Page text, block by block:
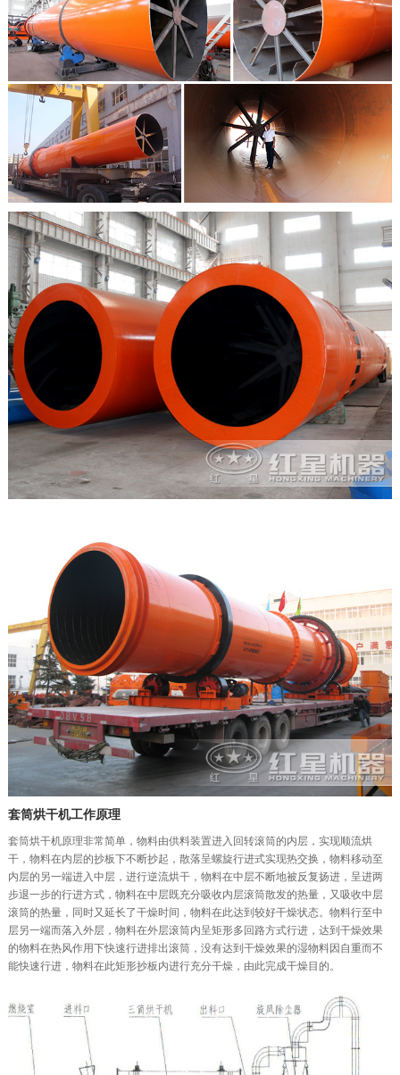
套筒烘干机工作原理
套筒烘干机原理非常简单，物料由供料装置进入回转滚筒的内层，实现顺流烘
干，物料在内层的抄板下不断抄起，散落呈螺旋行进式实现热交换，物料移动至
内层的另一端进入中层，进行逆流烘干，物料在中层不断地被反复扬进，呈进两
步退一步的行进方式，物料在中层既充分吸收内层滚筒散发的热量，又吸收中层
滚筒的热量，同时又延长了干燥时间，物料在此达到较好干燥状态。物料行至中
层另一端而落入外层，物料在外层滚筒内呈矩形多回路方式行进，达到干燥效果
的物料在热风作用下快速行进排出滚筒，没有达到干燥效果的湿物料因自重而不
能快速行进，物料在此矩形抄板内进行充分干燥，由此完成干燥目的。